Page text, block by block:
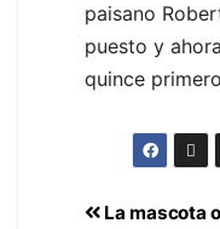
paisano
puesto y
quince
La mascota